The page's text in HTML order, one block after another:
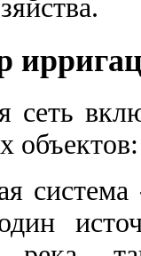
сеть
объектов: